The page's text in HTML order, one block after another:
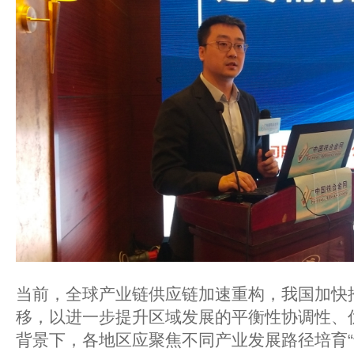
当前，全球产业链供应链加速重构，我国加
移，以进一步提升区域发展的平衡性协调性
背景下，各地区应聚焦不同产业发展路径培育